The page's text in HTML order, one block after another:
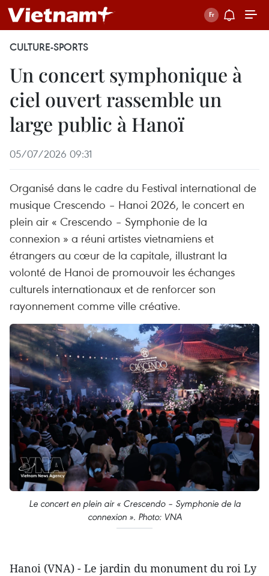
CULTURE-SPORTS
Un concert symphonique à
ciel ouvert rassemble un
large public à Hanoï
05/07/2026 09:31
Organisé dans le cadre du Festival international de
musique Crescendo – Hanoi 2026, le concert en
plein air « Crescendo – Symphonie de la
connexion » a réuni artistes vietnamiens et
étrangers au cœur de la capitale, illustrant la
volonté de Hanoi de promouvoir les échanges
culturels internationaux et de renforcer son
rayonnement comme ville créative.
Le concert en plein air « Crescendo – Symphonie de la
connexion ». Photo: VNA
Hanoi (VNA) - Le jardin du monument du roi Ly